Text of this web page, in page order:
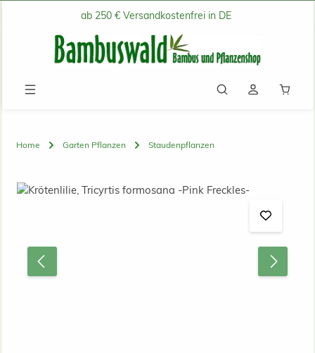
Zum Hauptinhalt springenab 250 € Versandkostenfrei in DE
Home Garten Pflanzen Staudenpflanzen
Bildergalerie überspringen